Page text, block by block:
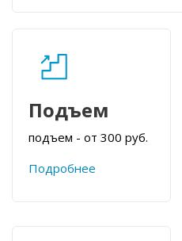
Подъем
подъем - от 300 руб.
Подробнее